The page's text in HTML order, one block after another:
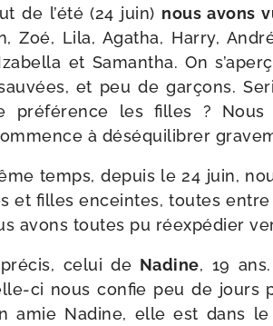
de l’été (24 juin) nous avons
Zoé, Lila, Agatha, Harry,
et Samantha. On
et peu de gar­çons.
pré­fé­rence les filles ?
à dés­équi­li­brer
temps, depuis le 24 juin,
et filles enceintes, toutes
avons toutes pu réex­pé­dier
celui de Nadine, 19
​ci nous confie peu de
amie Nadine, elle est dans